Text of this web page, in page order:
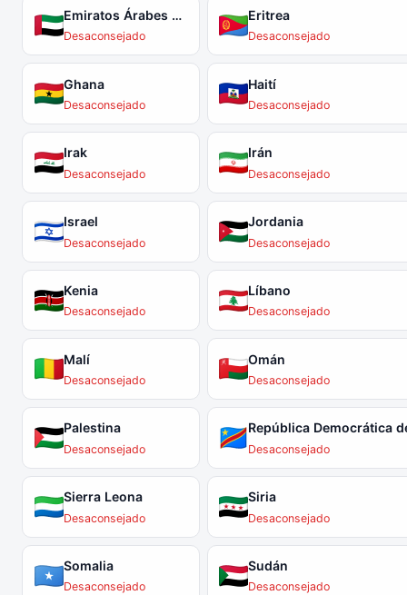
Emiratos Árabes Unidos
Desaconsejado
Eritrea
Desaconsejado
Ghana
Desaconsejado
Haití
Desaconsejado
Irak
Desaconsejado
Irán
Desaconsejado
Israel
Desaconsejado
Jordania
Desaconsejado
Kenia
Desaconsejado
Líbano
Desaconsejado
Malí
Desaconsejado
Omán
Desaconsejado
Palestina
Desaconsejado Desaconsejado
Sierra Leona
Desaconsejado
Siria
Desaconsejado
Somalia
Desaconsejado
Sudán
Desaconsejado